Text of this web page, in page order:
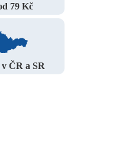
79 Kč
ČR a SR